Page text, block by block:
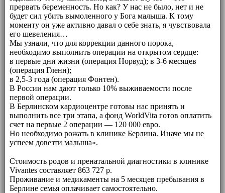
прервать беременность. Но как? У нас не было, нет и не
будет сил убить вымоленного у Бога малыша. К тому
моменту он уже активно давал о себе знать, я чувствовала
его шевеления…
Мы узнали, что для коррекции данного порока,
необходимо выполнить операции на открытом сердце:
в первые дни жизни (операция Норвуд); в 3-6 месяцев
(операция Гленн);
в 2,5-3 года (операция Фонтен).
В России нам дают только 10% выживаемости после
первой операции.
В Берлинском кардиоцентре готовы нас принять и
выполнить все три этапа, а фонд WorldVita готов оплатить
счет на первые 2 операции — 120 000 евро.
Но необходимо рожать в клинике Берлина. Иначе мы не
успеем довезти малыша».
Стоимость родов и пренатальной диагностики в клинике
Vivantes составляет 863 727 р.
Проживание и медикаменты на 5 месяцев пребывания в
Берлине семья оплачивает самостоятельно.